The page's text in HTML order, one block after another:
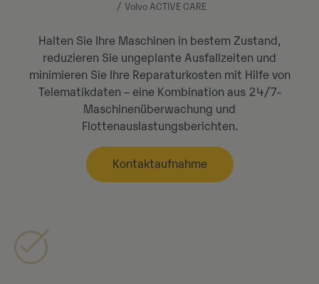
Volvo ACTIVE CARE
Halten Sie Ihre Maschinen in bestem Zustand,
reduzieren Sie ungeplante Ausfallzeiten und
minimieren Sie Ihre Reparaturkosten mit Hilfe von
Telematikdaten – eine Kombination aus 24/7-
Maschinenüberwachung und
Flottenauslastungsberichten.
Kontaktaufnahme